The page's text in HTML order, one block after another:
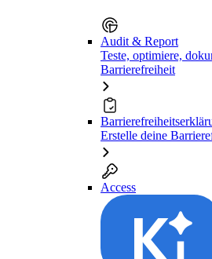
Audit & Report
Teste, optimiere,
Barrierefreiheit
Erstelle deine
Access